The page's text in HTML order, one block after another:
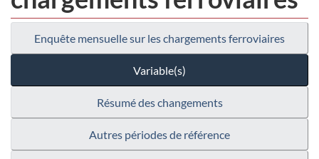
Enquête mensuelle sur les chargements ferroviaires
Variable(s)
Résumé des changements
Autres périodes de référence